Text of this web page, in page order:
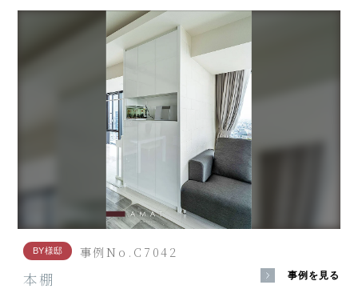
BY様邸 事例No.C7042
本棚 事例を見る